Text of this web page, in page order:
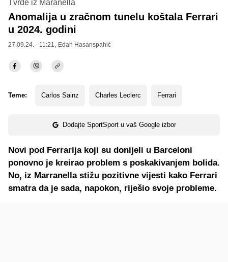
Tvrde iz Maranella
Anomalija u zračnom tunelu koštala Ferrari
u 2024. godini
27.09.24. - 11:21, Edah Hasanspahić
Teme: Carlos Sainz Charles Leclerc Ferrari
Dodajte SportSport u vaš Google izbor
Novi pod Ferrarija koji su donijeli u Barceloni
ponovno je kreirao problem s poskakivanjem bolida.
No, iz Marranella stižu pozitivne vijesti kako Ferrari
smatra da je sada, napokon, riješio svoje probleme.